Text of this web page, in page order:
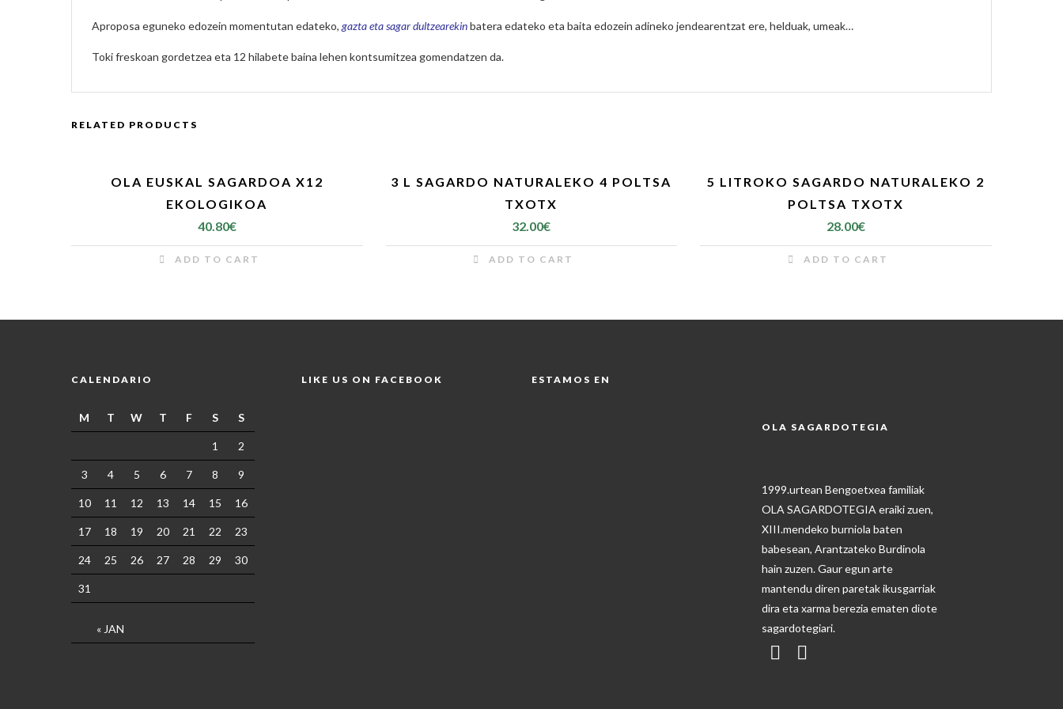
Aproposa eguneko edozein momentutan edateko, gazta eta sagar dultzearekinbatera edateko eta baita edozein adineko jendearentzat ere, helduak, umeak…
Toki freskoan gordetzea eta 12 hilabete baina lehen kontsumitzea gomendatzen da.
RELATED PRODUCTS
OLA EUSKAL SAGARDOA X12
EKOLOGIKOA
40.80€
ADD TO CART
3 L SAGARDO NATURALEKO 4 POLTSA
TXOTX
32.00€
ADD TO CART
5 LITROKO SAGARDO NATURALEKO 2
POLTSA TXOTX
28.00€
ADD TO CART
CALENDARIO
M T W T F S S
« JAN
1 2
3 4 5 6 7 8 9
10 11 12 13 14 15 16
17 18 19 20 21 22 23
24 25 26 27 28 29 30
31
LIKE US ON FACEBOOK ESTAMOS EN
OLA SAGARDOTEGIA
1999.urtean Bengoetxea familiak
OLA SAGARDOTEGIA eraiki zuen,
XIII.mendeko burniola baten
babesean, Arantzateko Burdinola
hain zuzen. Gaur egun arte
mantendu diren paretak ikusgarriak
dira eta xarma berezia ematen diote
sagardotegiari.